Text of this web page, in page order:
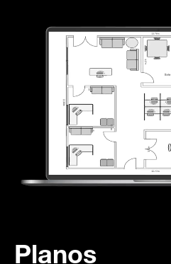
Planos